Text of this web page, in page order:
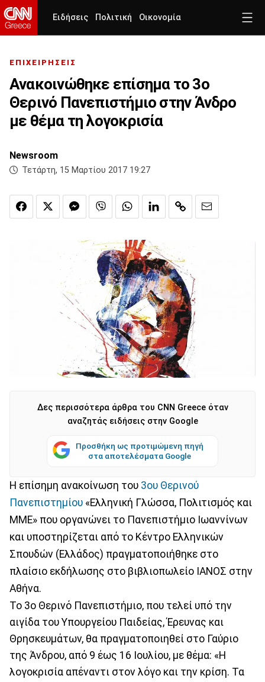
Ειδήσεις Πολιτική Οικονομία
ΕΠΙΧΕΙΡΗΣΕΙΣ
Ανακοινώθηκε επίσημα το 3ο
Θερινό Πανεπιστήμιο στην Άνδρο
με θέμα τη λογοκρισία
Newsroom
Τετάρτη, 15 Μαρτίου 2017 19:27
Δες περισσότερα άρθρα του CNN Greece όταν
αναζητάς ειδήσεις στην Google
Προσθήκη ως προτιμώμενη πηγή
στα αποτελέσματα Google
Η επίσημη ανακοίνωση του 3ου Θερινού
Πανεπιστημίου «Ελληνική Γλώσσα, Πολιτισμός και
ΜΜΕ» που οργανώνει το Πανεπιστήμιο Ιωαννίνων
και υποστηρίζεται από το Κέντρο Ελληνικών
Σπουδών (Ελλάδος) πραγματοποιήθηκε στο
πλαίσιο εκδήλωσης στο βιβλιοπωλείο ΙΑΝΟΣ στην
Αθήνα.
Το 3ο Θερινό Πανεπιστήμιο, που τελεί υπό την
αιγίδα του Υπουργείου Παιδείας, Έρευνας και
Θρησκευμάτων, θα πραγματοποιηθεί στο Γαύριο
της Άνδρου, από 9 έως 16 Ιουλίου, με θέμα: «Η
λογοκρισία απέναντι στον λόγο και την κρίση. Τα